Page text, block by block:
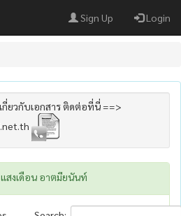
Sign Up Login
กี่ยวกับเอกสาร ติดต่อที่นี่ ==>
สงเดือน อาตมียนันท์